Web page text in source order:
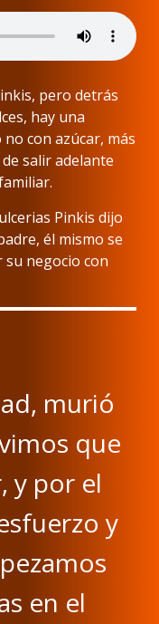
pero detrás
hay una
con azúcar, más
salir adelante
Pinkis dijo
él mismo se
su negocio con
murió
que
y por el
y
en el